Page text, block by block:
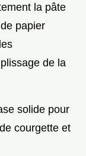
la pâte
papier
de la
solide pour
courgette et